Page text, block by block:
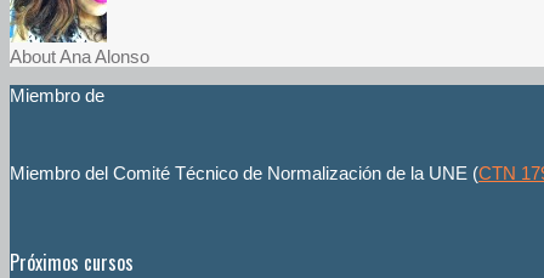
About Ana Alonso
Miembro de
Miembro del Comité Técnico de Normalización de la UNE (CTN
Próximos cursos